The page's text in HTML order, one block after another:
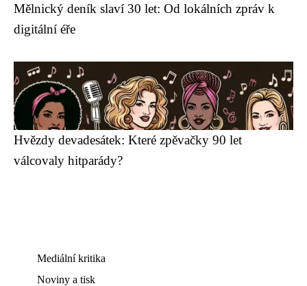
Mělnický deník slaví 30 let: Od lokálních zpráv k
digitální éře
Hvězdy devadesátek: Které zpěvačky 90 let
válcovaly hitparády?
Mediální kritika
Noviny a tisk